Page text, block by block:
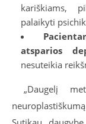
kariškiams,
palaikyti
atsparios
nesuteikia
„Daugelį